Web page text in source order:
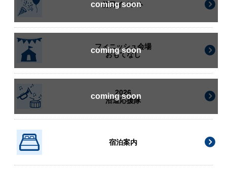
前日イベント
フィニッシュ会場
おもてなし
2026
沿道応援隊
宿泊案内